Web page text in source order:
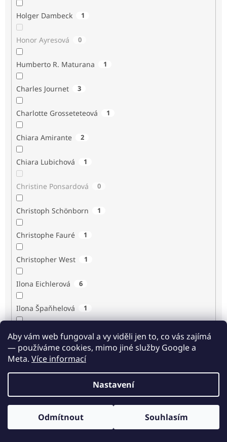
Aby vám web fungoval a vy viděli jen to, co vás zajímá
— používáme cookies, mimo jiné služby Google a
Meta. Více informací
Nastavení
Odmítnout Souhlasím
Holger Dambeck 1
Honor Ayresová 0
Humberto R. Maturana 1
Charles Journet 3
Charlotte Grosseteteová 1
Chiara Amirante 2
Chiara Lubichová 1
Christine Ponsardová 0
Christoph Schönborn 1
Christophe Fauré 1
Christopher West 1
Ilona Eichlerová 6
Ilona Špaňhelová 1
Ilse Sand
Immaculée Ilibagiza
Ingrid Biermann 1
Irvin D. Yalom 3 Odběr novinek